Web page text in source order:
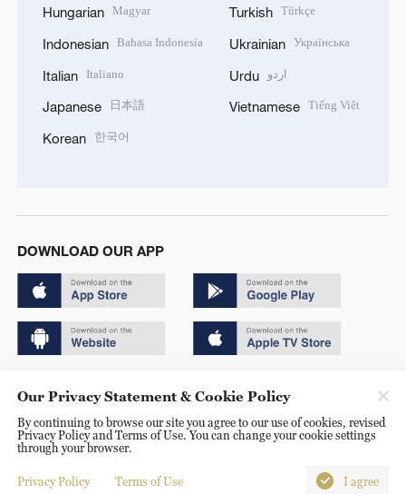
Hungarian Magyar
Indonesian Bahasa Indonesia
Italian Italiano
Japanese 日本語
Korean 한국어
Turkish Türkçe
Ukrainian Українська
Urdu اردو
Vietnamese Tiếng Việt
DOWNLOAD OUR APP
京ICP备20000184号
京公网安备 11010502050052号
Disinformation report hotline: 010-85061466
Our Privacy Statement & Cookie Policy
By continuing to browse our site you agree to our use of cookies, revised
Privacy Policy and Terms of Use. You can change your cookie settings
through your browser.
Privacy Policy Terms of Use I agree